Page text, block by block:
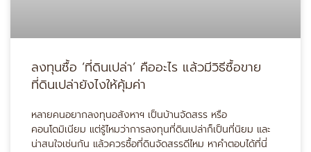
ลงทุนซื้อ ‘ที่ดินเปล่า’ คืออะไร แล้วมีวิธีซื้อขาย
ที่ดินเปล่ายังไงให้คุ้มค่า
หลายคนอยากลงทุนอสังหาฯ เป็นบ้านจัดสรร หรือ
คอนโดมิเนียม แต่รู้ไหมว่าการลงทุนที่ดินเปล่าก็เป็นที่นิยม และ
น่าสนใจเช่นกัน แล้วควรซื้อที่ดินจัดสรรดีไหม หาคำตอบได้ที่นี่